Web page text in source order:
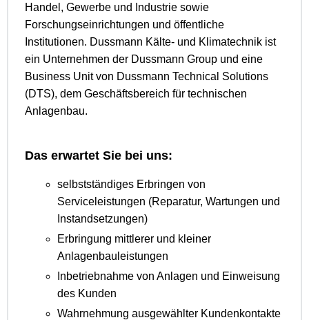
Handel, Gewerbe und Industrie sowie
Forschungseinrichtungen und öffentliche
Institutionen. Dussmann Kälte- und Klimatechnik ist
ein Unternehmen der Dussmann Group und eine
Business Unit von Dussmann Technical Solutions
(DTS), dem Geschäftsbereich für technischen
Anlagenbau.
Das erwartet Sie bei uns:
selbstständiges Erbringen von
Serviceleistungen (Reparatur, Wartungen und
Instandsetzungen)
Erbringung mittlerer und kleiner
Anlagenbauleistungen
Inbetriebnahme von Anlagen und Einweisung
des Kunden
Wahrnehmung ausgewählter Kundenkontakte